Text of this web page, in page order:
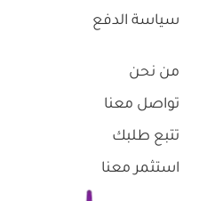
سياسة الدفع
من نحن
تواصل معنا
تتبع طلبك
استثمر معنا